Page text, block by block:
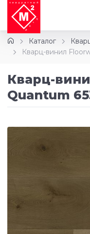
Каталог
Кварц-винил
Кварц-
Quantum